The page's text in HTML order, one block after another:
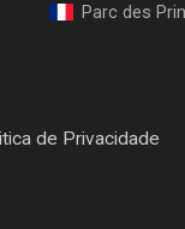
Parc des
de Privacidade